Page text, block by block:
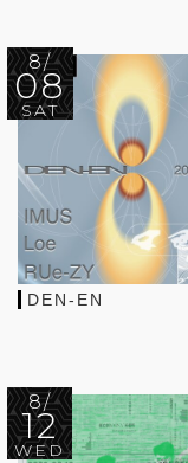
8/
08
SAT
DEN-EN
8/
12
WED